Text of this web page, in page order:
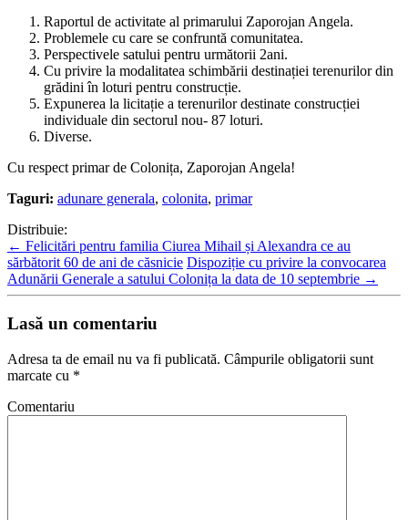
Raportul de activitate al primarului Zaporojan Angela.
Problemele cu care se confruntă comunitatea.
Perspectivele satului pentru următorii 2ani.
Cu privire la modalitatea schimbării destinației terenurilor din
grădini în loturi pentru construcție.
Expunerea la licitație a terenurilor destinate construcției
individuale din sectorul nou- 87 loturi.
Diverse.
Cu respect primar de Colonița, Zaporojan Angela!
Taguri: adunare generala, colonita, primar
Distribuie:
← Felicitări pentru familia Ciurea Mihail și Alexandra ce au
sărbătorit 60 de ani de căsnicie Dispoziție cu privire la convocarea
Adunării Generale a satului Colonița la data de 10 septembrie →
Lasă un comentariu
Adresa ta de email nu va fi publicată. Câmpurile obligatorii sunt
marcate cu *
Comentariu